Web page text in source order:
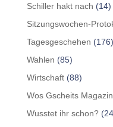
Schiller hakt nach (14)
Sitzungswochen-
Tagesgeschehen (176)
Wahlen (85)
Wirtschaft(88)
Wos Gscheits Magazin
Wusstet ihr schon?